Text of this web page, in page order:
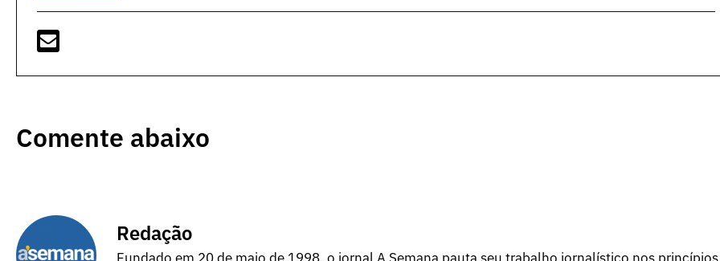
Comente abaixo
Redação